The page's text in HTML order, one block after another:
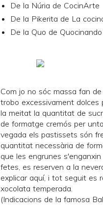
De la Núria de CocinArte
De la Pikerita de La
De la Quo de Quocinando
Com jo no sóc massa fan
trobo excessivament
la meitat la quantitat de
de formatge cremós per
vegada els pastissets són
quantitat necessària de
que les engrunes
fetes, es reserven a la
explicar aquí, i tot seguit es
xocolata temperada.
(Indicacions de la famosa